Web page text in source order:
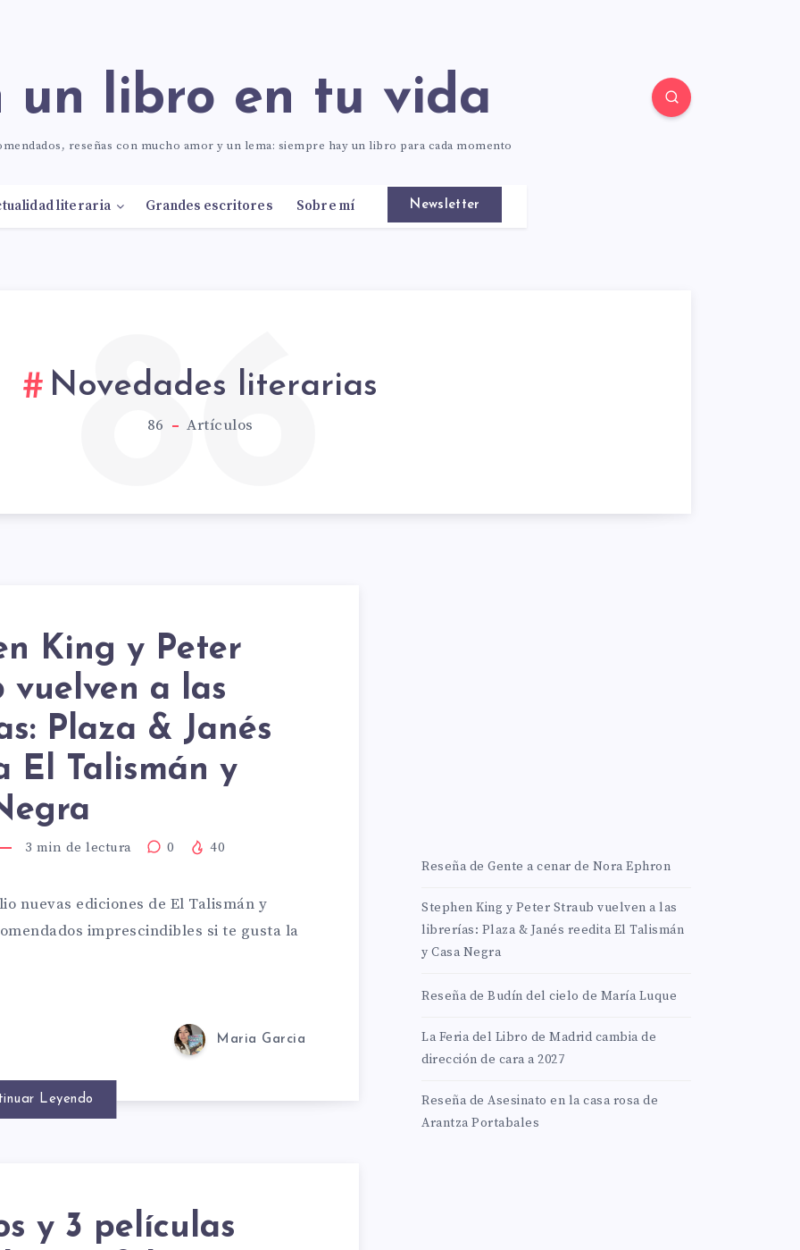
un libro en tu vida
reseñas con mucho amor y un lema: siempre hay un libro para cada momento
literaria Grandes escritores Sobre mí Newsletter
Novedades literarias
86 Artículos
86
King y Peter
vuelven a las
Plaza & Janés
El Talismán y
3 min de lectura 0 40
nuevas ediciones de El Talismán y
imprescindibles si te gusta la
Maria Garcia
Leyendo
y 3 películas
Reseña de Gente a cenar de Nora Ephron
Stephen King y Peter Straub vuelven a las
librerías: Plaza & Janés reedita El Talismán
y Casa Negra
Reseña de Budín del cielo de María Luque
La Feria del Libro de Madrid cambia de
dirección de cara a 2027
Reseña de Asesinato en la casa rosa de
Arantza Portabales